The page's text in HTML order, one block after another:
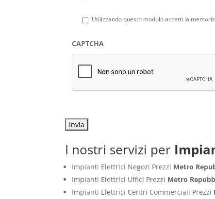
Privacy *
Utilizzando questo modulo accetti la
CAPTCHA
I nostri servizi per
Impianti Elettrici Negozi Prezzi Metro
Impianti Elettrici Uffici Prezzi Metro
Impianti Elettrici Centri Commerciali Prezzi